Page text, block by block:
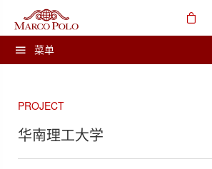
菜单
PROJECT
华南理工大学